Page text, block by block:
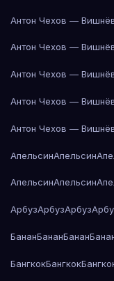
Антон Чехов —
Антон Чехов —
Антон Чехов —
Антон Чехов —
Антон Чехов —
АпельсинАпельсин
АпельсинАпельсин
АрбузАрбузАрбуз
БананБананБанан
БангкокБангкок